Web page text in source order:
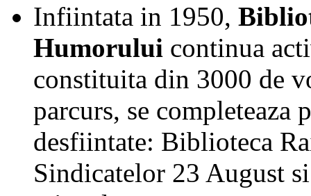
Infiintata in 1950,
Humorului continua
constituita din 3000 de
parcurs, se
desfiintate: Biblioteca
Sindicatelor 23 August